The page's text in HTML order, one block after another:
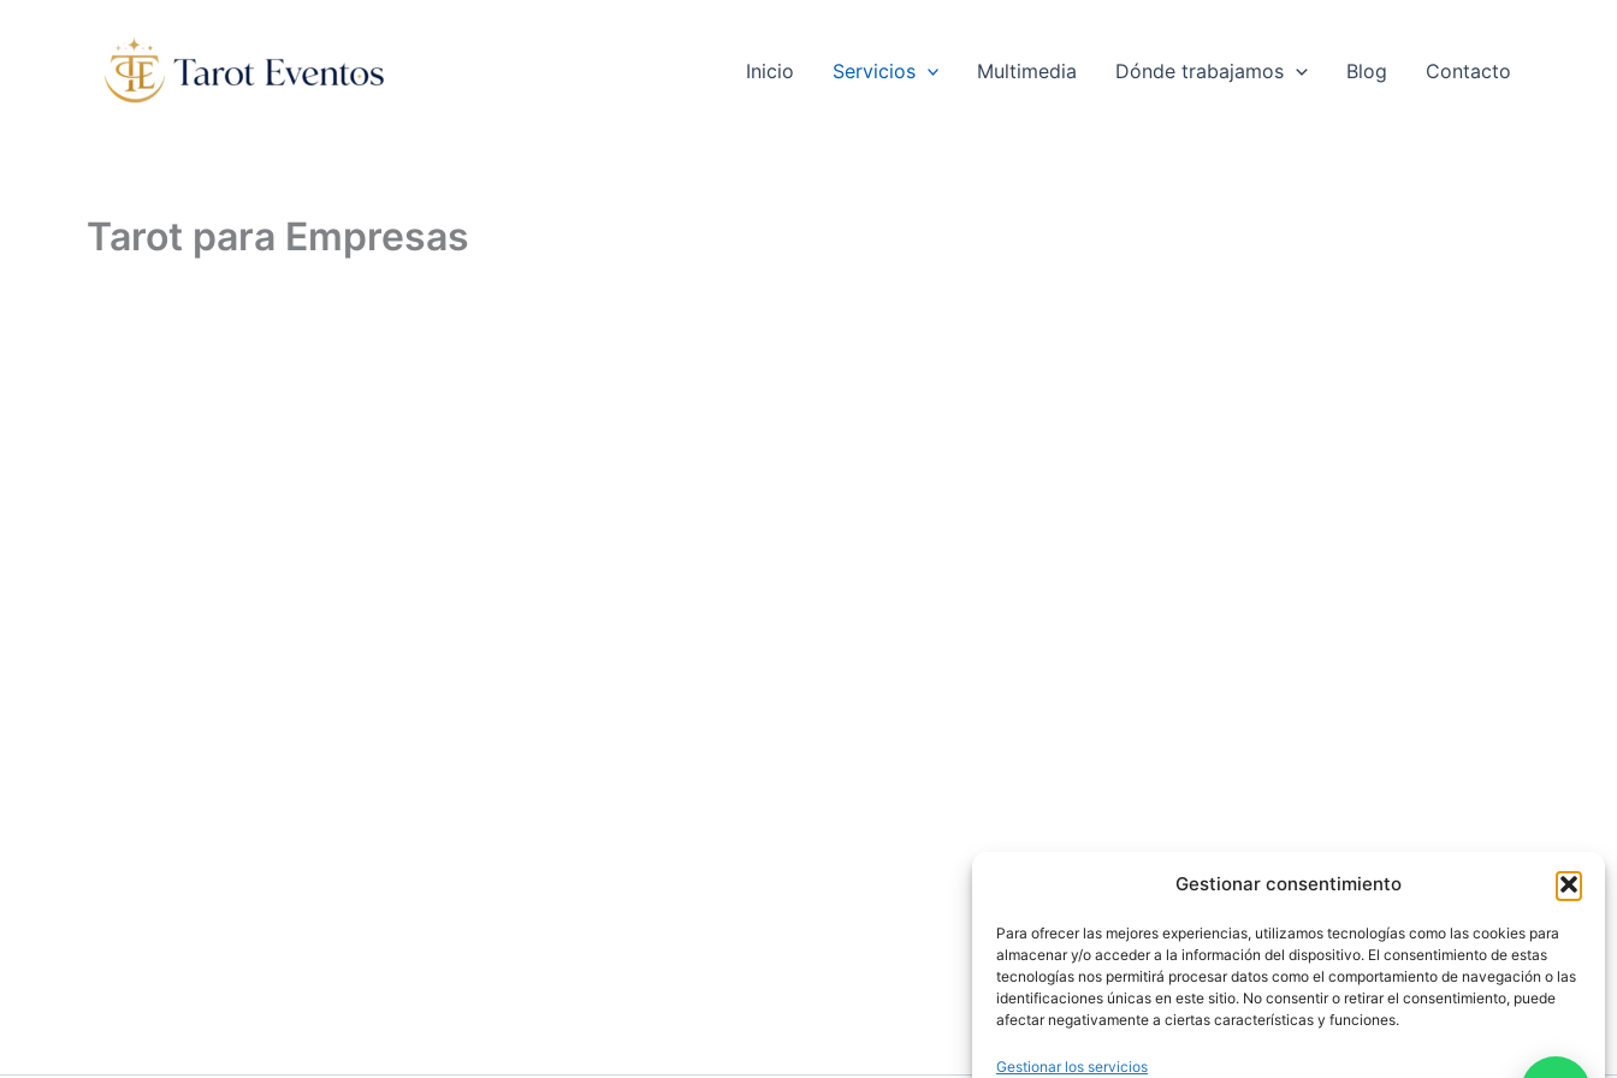
Gestionar consentimiento
Para ofrecer las mejores experiencias, utilizamos tecnologías como las cookies para
almacenar y/o acceder a la información del dispositivo. El consentimiento de estas
tecnologías nos permitirá procesar datos como el comportamiento de navegación o las
identificaciones únicas en este sitio. No consentir o retirar el consentimiento, puede
afectar negativamente a ciertas características y funciones.
Gestionar los servicios
Inicio Servicios Multimedia Dónde trabajamos Blog Contacto
Tarot para Empresas